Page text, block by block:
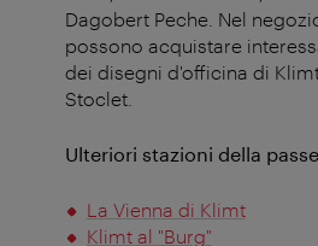
Dagobert Peche. Nel
possono acquistare
dei disegni d'officina di
Stoclet.
Ulteriori stazioni della
La Vienna di Klimt
Klimt al "Burg"